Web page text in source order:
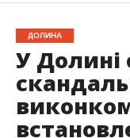
ДОЛИНА
У Долині